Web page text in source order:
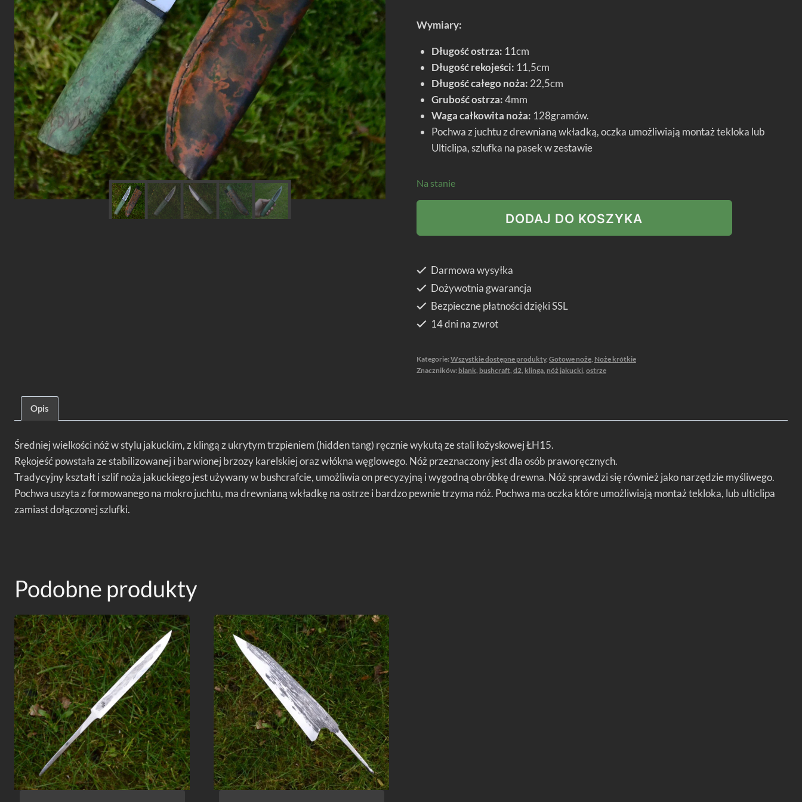
Wymiary:
Długość ostrza: 11cm
Długość rekojeści: 11,5cm
Długość całego noża: 22,5cm
Grubość ostrza:4mm
Waga całkowita noża: 128gramów.
Pochwa z juchtu z drewnianą wkładką, oczka umożliwiają montaż tekloka lub
Ulticlipa, szlufka na pasek w zestawie
Na stanie
jakucki
-
11cm
DODAJ DO KOSZYKA
Darmowa wysyłka
Dożywotnia gwarancja
Bezpieczne płatności dzięki SSL
14 dni na zwrot
Kategorie:Wszystkie dostępne produkty, Gotowe noże, Noże krótkie
Znaczników: blank bushcraft, d2, klinga, nóż jakucki, ostrze
Opis
Średniej wielkości nóż w stylu jakuckim, z klingą z ukrytym trzpieniem (hidden tang) ręcznie wykutą ze stali łożyskowej ŁH15.
Rękojeść powstała ze stabilizowanej i barwionej brzozy karelskiej oraz włókna węglowego. Nóż przeznaczony jest dla osób praworęcznych.
Tradycyjny kształt i szlif noża jakuckiego jest używany w bushcrafcie, umożliwia on precyzyjną i wygodną obróbkę drewna. Nóż sprawdzi się również jako narzędzie myśliwego.
Pochwa uszyta z formowanego na mokro juchtu, ma drewnianą wkładkę na ostrze i bardzo pewnie trzyma nóż. Pochwa ma oczka które umożliwiają montaż tekloka, lub ulticlipa
zamiast dołączonej szlufki.
Podobne produkty